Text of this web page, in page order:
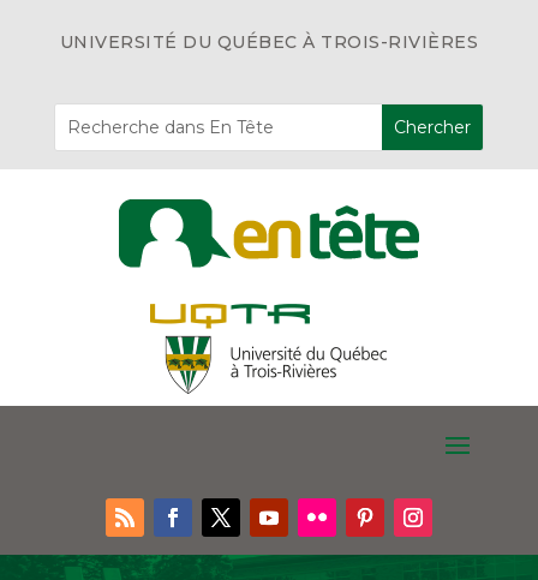
UNIVERSITÉ DU QUÉBEC À TROIS-RIVIÈRES